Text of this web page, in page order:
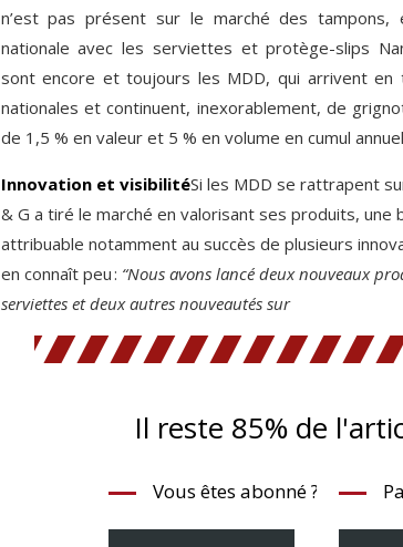
n’est pas présent sur le marché des tampons,
nationale avec les serviettes et protège-slips
sont encore et toujours les MDD, qui arrivent en
nationales et continuent, inexorablement, de
de 1,5 % en valeur et 5 % en volume en cumul
Innovation et visibilitéSi les MDD se rattrapent
& G a tiré le marché en valorisant ses produits, une
attribuable notamment au succès de plusieurs
en connaît peu : “Nous avons lancé deux nouveaux
serviettes et deux autres nouveautés sur
Il reste 85% de
Vous êtes abonné ?